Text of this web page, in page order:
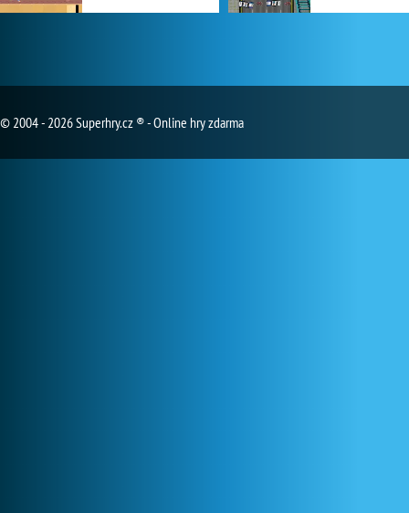
© 2004 - 2026 Superhry.cz ® - Online hry zdarma